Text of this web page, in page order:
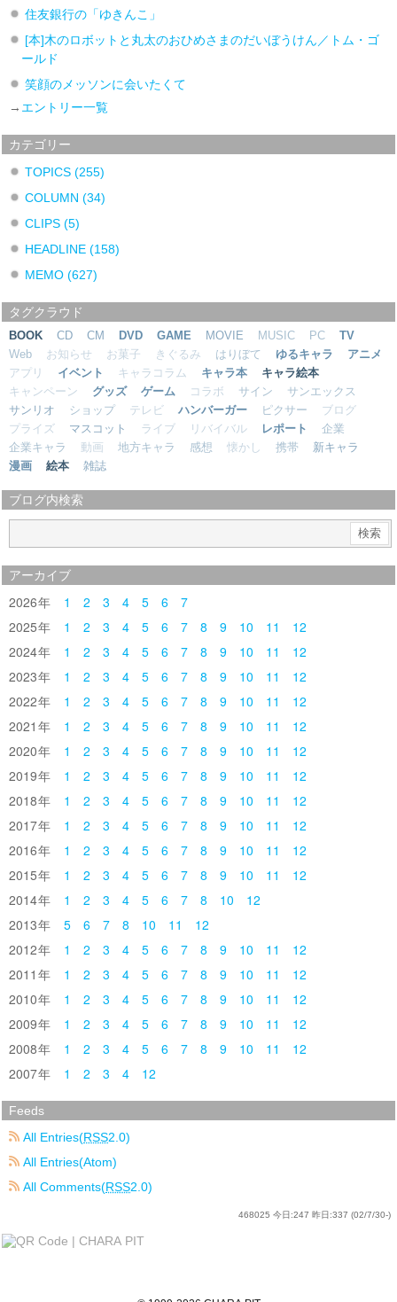
住友銀行の「ゆきんこ」
[本]木のロボットと丸太のおひめさまのだいぼうけん／トム・ゴ
ールド
笑顔のメッソンに会いたくて
→ エントリー一覧
カテゴリー
TOPICS (255)
COLUMN (34)
CLIPS (5)
HEADLINE (158)
MEMO (627)
タグクラウド
BOOK CD CM DVD GAME MOVIE MUSIC PC
TV
Web
お知らせ お菓子 きぐるみ はりぼて ゆるキャラ
アニメ
アプリ
イベント キャラコラム キャラ本
キャラ絵本
キャンペーン
グッズ ゲーム コラボ サイン
サンエックス
サンリオ
ショップ テレビ ハンバーガー ピクサー
ブログ
プライズ
マスコット ライブ リバイバル レポート
企業
企業キャラ
動画 地方キャラ 感想 懐かし 携帯
新キャラ
漫画
絵本 雑誌
ブログ内検索
アーカイブ
2026 1 2 3 4 5 6
7
2025
1 2 3 4 5 6 7 8 9 10 11
12
2024
1 2 3 4 5 6 7 8 9 10 11
12
2023
1 2 3 4 5 6 7 8 9 10 11
12
2022
1 2 3 4 5 6 7 8 9 10 11
12
2021
1 2 3 4 5 6 7 8 9 10 11
12
2020
1 2 3 4 5 6 7 8 9 10 11
12
2019
1 2 3 4 5 6 7 8 9 10 11
12
2018
1 2 3 4 5 6 7 8 9 10 11
12
2017
1 2 3 4 5 6 7 8 9 10 11
12
2016
1 2 3 4 5 6 7 8 9 10 11
12
2015
1 2 3 4 5 6 7 8 9 10 11
12
2014
1 2 3 4 5 6 7 8 10
12
2013
5 6 7 8 10 11
12
2012
1 2 3 4 5 6 7 8 9 10 11
12
2011
1 2 3 4 5 6 7 8 9 10 11
12
2010
1 2 3 4 5 6 7 8 9 10 11
12
2009
1 2 3 4 5 6 7 8 9 10 11
12
2008
1 2 3 4 5 6 7 8 9 10 11
12
2007
1 2 3 4 12
Feeds
All Entries(RSS2.0)
All Entries(Atom)
All Comments(RSS2.0)
468025 今日:247 昨日:337 (02/7/30-)